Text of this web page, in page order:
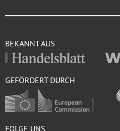
BEKANNT AUS
GEFÖRDERT DURCH
FOLGE UNS